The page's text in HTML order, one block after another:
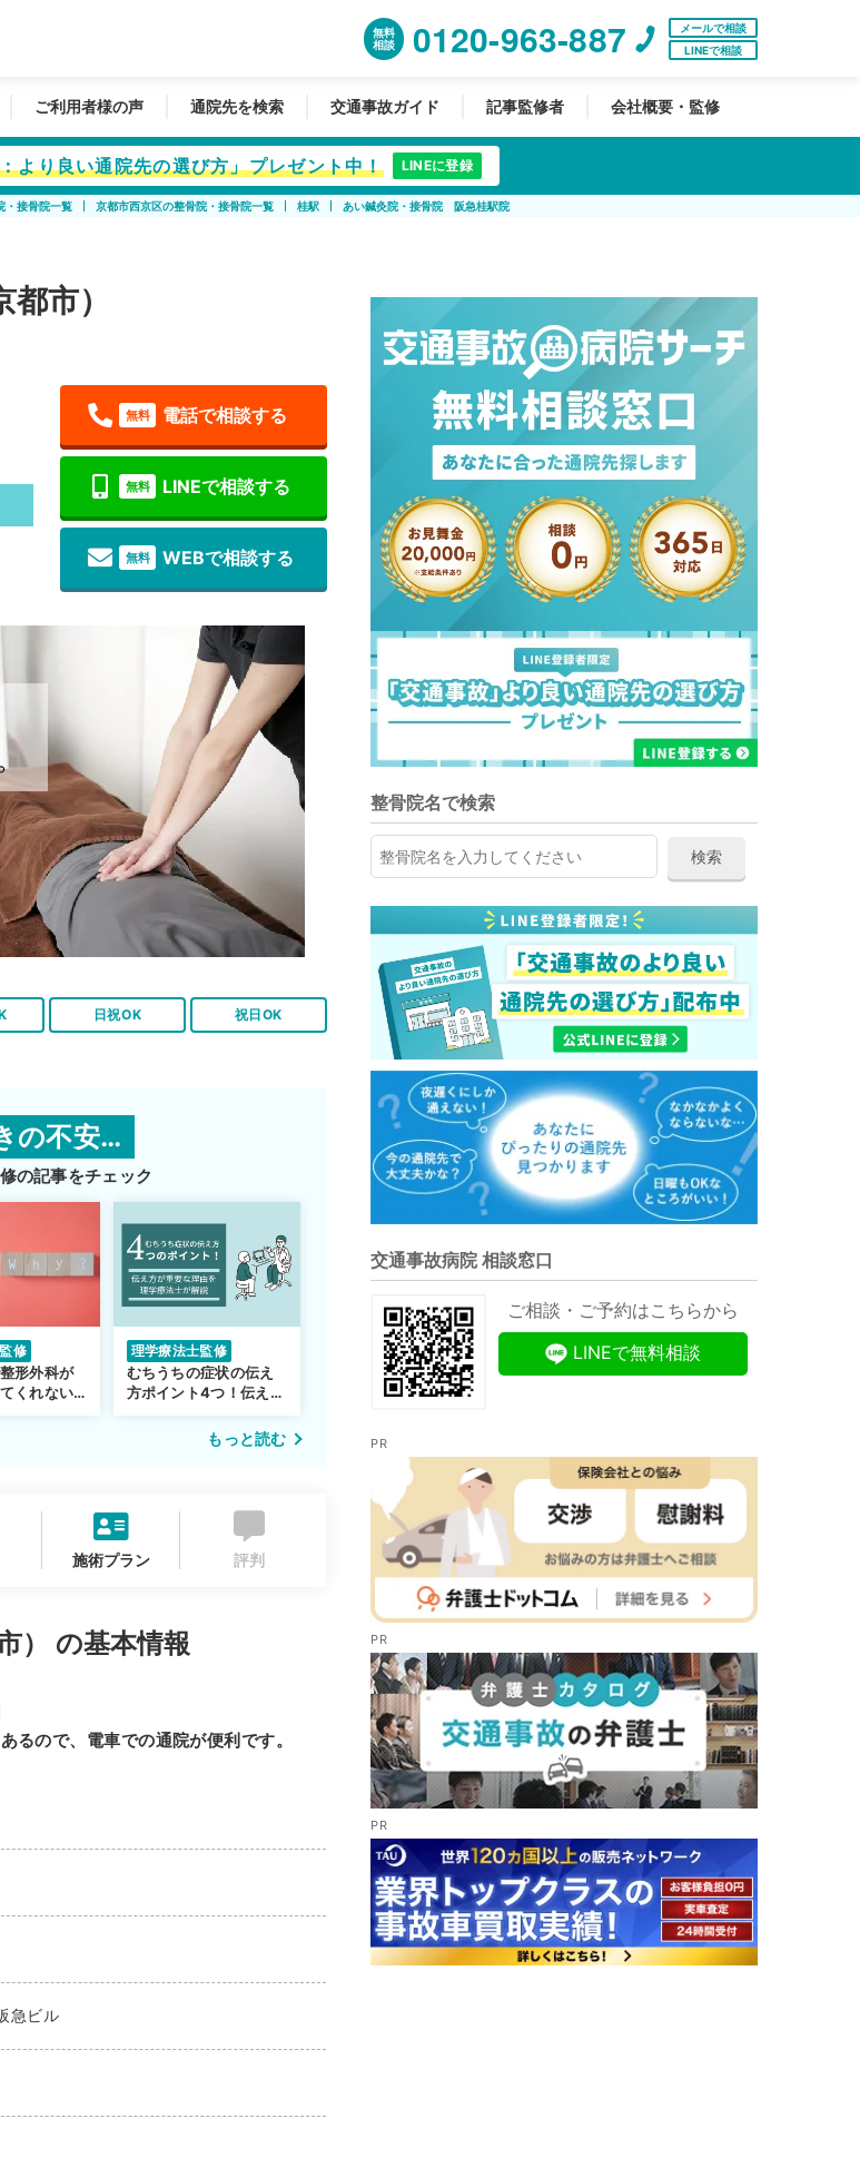
無料
相談
0120-963-887
メールで相談
LINEで相談
ご利用者様の声 通院先を検索 交通事故ガイド 記事監修者 会社概要・監修
より良い通院先の選び方」プレゼント中！ LINEに登録
・接骨院一覧 京都市西京区の整骨院・接骨院一覧 桂駅 あい鍼灸院・接骨院 阪急桂駅院
市）
無料 電話で相談する
無料 LINEで相談する
無料 WEBで相談する
日祝OK 祝日OK
の不安…
の記事をチェック
修
形外科が
くれない…
？
理学療法士監修
むちうちの症状の伝え
方ポイント4つ！伝え方
が重要な理由も解説
もっと読む
施術プラン 評判
） の基本情報
ので、電車での通院が便利です。
急ビル
整骨院名で検索
交通事故病院 相談窓口
ご相談・ご予約はこちらから
LINEで無料相談